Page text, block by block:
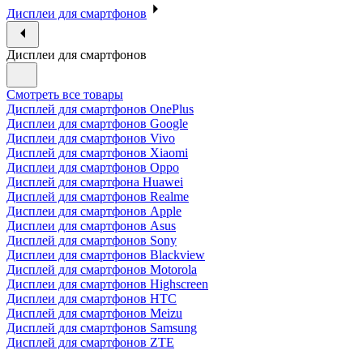
Дисплеи для смартфонов
Дисплеи для смартфонов
Смотреть все товары
Дисплей для смартфонов OnePlus
Дисплеи для смартфонов Google
Дисплеи для смартфонов Vivo
Дисплей для смартфонов Xiaomi
Дисплеи для смартфонов Oppo
Дисплей для смартфона Huawei
Дисплей для смартфонов Realme
Дисплеи для смартфонов Apple
Дисплеи для смартфонов Asus
Дисплей для смартфонов Sony
Дисплеи для смартфонов Blackview
Дисплей для смартфонов Motorola
Дисплеи для смартфонов Highscreen
Дисплеи для смартфонов HTC
Дисплей для смартфонов Meizu
Дисплей для смартфонов Samsung
Дисплей для смартфонов ZTE